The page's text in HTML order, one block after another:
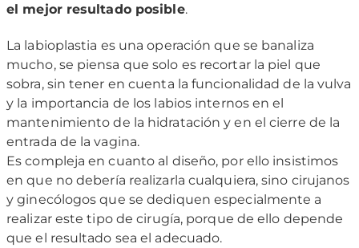
el mejor resultado posible.
La labioplastia es una operación que se banaliza
mucho, se piensa que solo es recortar la piel que
sobra, sin tener en cuenta la funcionalidad de la vulva
y la importancia de los labios internos en el
mantenimiento de la hidratación y en el cierre de la
entrada de la vagina.
Es compleja en cuanto al diseño, por ello insistimos
en que no debería realizarla cualquiera, sino cirujanos
y ginecólogos que se dediquen especialmente a
realizar este tipo de cirugía, porque de ello depende
que el resultado sea el adecuado.